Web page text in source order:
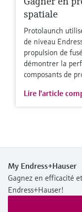
spatiale
Protolaunch
de niveau
propulsion de
démontrer la
composants de
Lire l'article
My Endress+Hauser
Gagnez en efficacité
Endress+Hauser!